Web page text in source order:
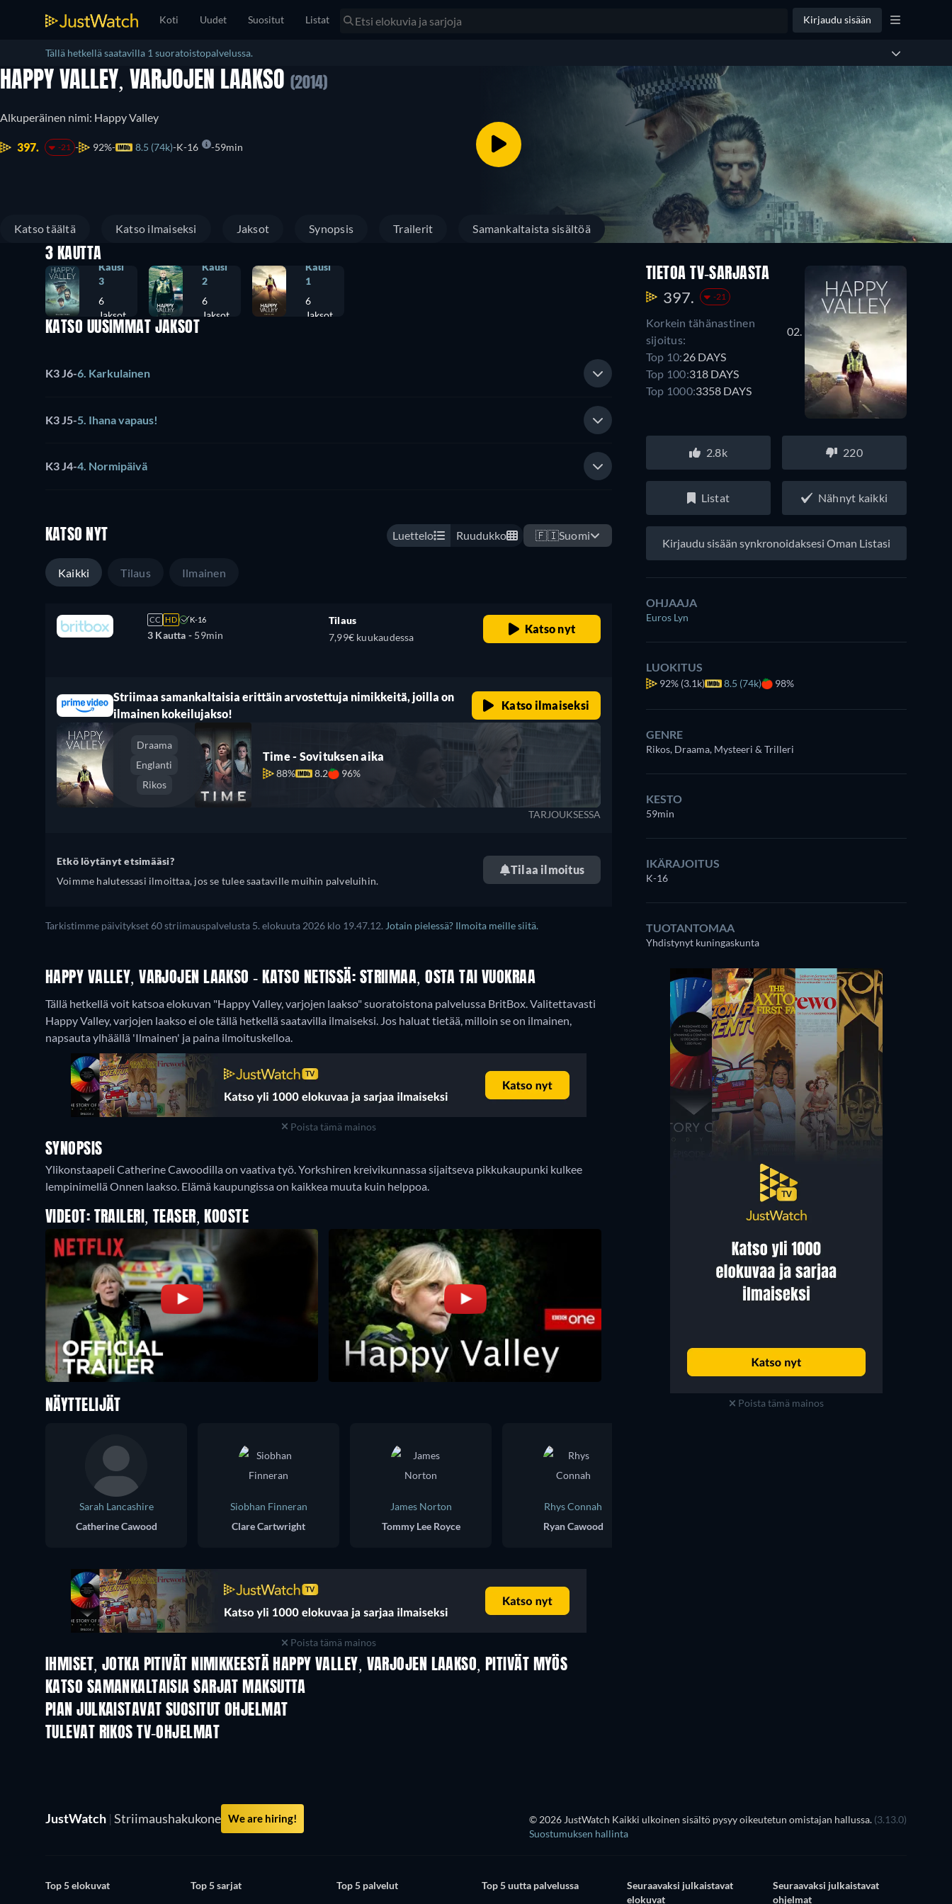
Koti Uudet Suositut Listat Kirjaudu sisään
Tällä hetkellä saatavilla 1 suoratoistopalvelussa.
HAPPY VALLEY, VARJOJEN LAAKSO (2014)
Alkuperäinen nimi: Happy Valley
397. -21 92% 8.5 (74k) K-16 59min
Katso täältä Katso ilmaiseksi Jaksot Synopsis Trailerit Samankaltaista sisältöä
3 KAUTTA
Kausi
3
6
Jaksot
Kausi
2
6
Jaksot
Kausi
1
6
Jaksot
KATSO UUSIMMAT JAKSOT
K3 J6-6. Karkulainen
K3 J5-5. Ihana vapaus!
K3 J4-4. Normipäivä
KATSO NYT Luettelo Ruudukko 🇫🇮Suomi
Kaikki Tilaus Ilmainen
CC HD K-16
3 Kautta - 59min
Tilaus
7,99€ kuukaudessa
Katso nyt
Striimaa samankaltaisia erittäin arvostettuja nimikkeitä, joilla on
ilmainen kokeilujakso!
Katso ilmaiseksi
Draama
Englanti
Rikos
Time - Sovituksen aika
88% 8.2 96%
TARJOUKSESSA
Etkö löytänyt etsimääsi?
Voimme halutessasi ilmoittaa, jos se tulee saataville muihin palveluihin.
Tilaa ilmoitus
Tarkistimme päivitykset 60 striimauspalvelusta 5. elokuuta 2026 klo 19.47.12. Jotain pielessä? Ilmoita meille siitä.
HAPPY VALLEY, VARJOJEN LAAKSO - KATSO NETISSÄ: STRIIMAA, OSTA TAI VUOKRAA
Tällä hetkellä voit katsoa elokuvan "Happy Valley, varjojen laakso" suoratoistona palvelussa BritBox. Valitettavasti
Happy Valley, varjojen laakso ei ole tällä hetkellä saatavilla ilmaiseksi. Jos haluat tietää, milloin se on ilmainen,
napsauta ylhäällä 'Ilmainen' ja paina ilmoituskelloa.
Poista tämä mainos
SYNOPSIS
Ylikonstaapeli Catherine Cawoodilla on vaativa työ. Yorkshiren kreivikunnassa sijaitseva pikkukaupunki kulkee
lempinimellä Onnen laakso. Elämä kaupungissa on kaikkea muuta kuin helppoa.
VIDEOT: TRAILERI, TEASER, KOOSTE
TIETOA TV-SARJASTA
397. -21
Korkein tähänastinen
sijoitus:
02.
Top 10:26 DAYS
Top 100:318 DAYS
Top 1000:3358 DAYS
2.8k 220
Listat Nähnyt kaikki
Kirjaudu sisään synkronoidaksesi Oman Listasi
OHJAAJA
Euros Lyn
LUOKITUS
92% (3.1k) 8.5 (74k) 98%
GENRE
Rikos, Draama, Mysteeri & Trilleri
KESTO
59min
IKÄRAJOITUS
K-16
TUOTANTOMAA
Yhdistynyt kuningaskunta
Poista tämä mainos
NÄYTTELIJÄT
Sarah Lancashire
Catherine Cawood
Siobhan Finneran
Clare Cartwright
James Norton
Tommy Lee Royce
Rhys Connah
Ryan Cawood
Poista tämä mainos
IHMISET, JOTKA PITIVÄT NIMIKKEESTÄ HAPPY VALLEY, VARJOJEN LAAKSO, PITIVÄT MYÖS
TV TV TV
KATSO SAMANKALTAISIA SARJAT MAKSUTTA
TV TV
PIAN JULKAISTAVAT SUOSITUT OHJELMAT
TV
TULEVAT RIKOS TV-OHJELMAT
Kausi 6
JustWatch | Striimaushakukone We are hiring! © 2026 JustWatch Kaikki ulkoinen sisältö pysyy oikeutetun omistajan hallussa. (3.13.0)
Suostumuksen hallinta
Top 5 elokuvat Top 5 sarjat Top 5 palvelut Top 5 uutta palvelussa
Seuraavaksi julkaistavat
elokuvat
Seuraavaksi julkaistavat
ohjelmat